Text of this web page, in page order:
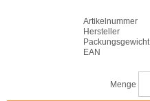
Artikelnummer
Hersteller
Packungsgewicht
EAN
Menge